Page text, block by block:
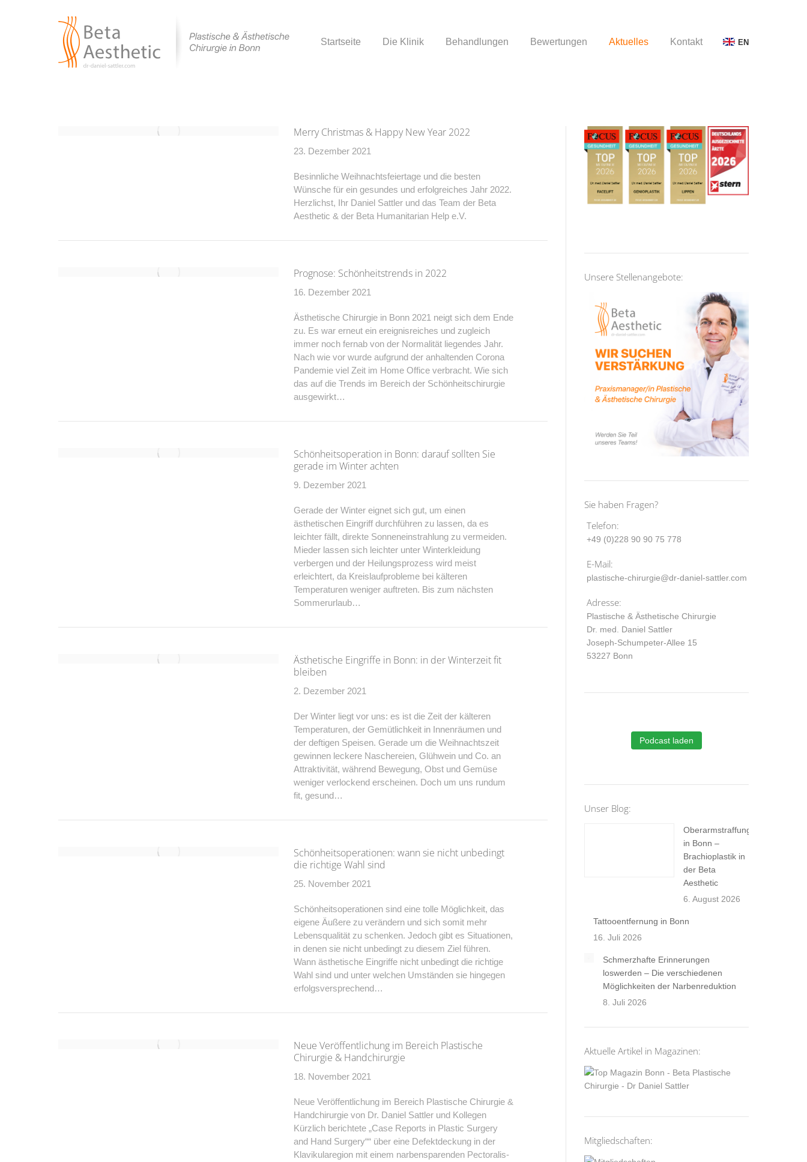
Startseite Die Klinik Behandlungen Bewertungen Aktuelles Kontakt EN
Merry Christmas & Happy New Year 2022
23. Dezember 2021
Besinnliche Weihnachtsfeiertage und die besten
Wünsche für ein gesundes und erfolgreiches Jahr 2022.
Herzlichst, Ihr Daniel Sattler und das Team der Beta
Aesthetic & der Beta Humanitarian Help e.V.
Prognose: Schönheitstrends in 2022
16. Dezember 2021
Ästhetische Chirurgie in Bonn 2021 neigt sich dem Ende
zu. Es war erneut ein ereignisreiches und zugleich
immer noch fernab von der Normalität liegendes Jahr.
Nach wie vor wurde aufgrund der anhaltenden Corona
Pandemie viel Zeit im Home Office verbracht. Wie sich
das auf die Trends im Bereich der Schönheitschirurgie
ausgewirkt…
Schönheitsoperation in Bonn: darauf sollten Sie
gerade im Winter achten
9. Dezember 2021
Gerade der Winter eignet sich gut, um einen
ästhetischen Eingriff durchführen zu lassen, da es
leichter fällt, direkte Sonneneinstrahlung zu vermeiden.
Mieder lassen sich leichter unter Winterkleidung
verbergen und der Heilungsprozess wird meist
erleichtert, da Kreislaufprobleme bei kälteren
Temperaturen weniger auftreten. Bis zum nächsten
Sommerurlaub…
Ästhetische Eingriffe in Bonn: in der Winterzeit fit
bleiben
2. Dezember 2021
Der Winter liegt vor uns: es ist die Zeit der kälteren
Temperaturen, der Gemütlichkeit in Innenräumen und
der deftigen Speisen. Gerade um die Weihnachtszeit
gewinnen leckere Naschereien, Glühwein und Co. an
Attraktivität, während Bewegung, Obst und Gemüse
weniger verlockend erscheinen. Doch um uns rundum
fit, gesund…
Schönheitsoperationen: wann sie nicht unbedingt
die richtige Wahl sind
25. November 2021
Schönheitsoperationen sind eine tolle Möglichkeit, das
eigene Äußere zu verändern und sich somit mehr
Lebensqualität zu schenken. Jedoch gibt es Situationen,
in denen sie nicht unbedingt zu diesem Ziel führen.
Wann ästhetische Eingriffe nicht unbedingt die richtige
Wahl sind und unter welchen Umständen sie hingegen
erfolgsversprechend…
Neue Veröffentlichung im Bereich Plastische
Chirurgie & Handchirurgie
18. November 2021
Neue Veröffentlichung im Bereich Plastische Chirurgie &
Handchirurgie von Dr. Daniel Sattler und Kollegen
Kürzlich berichtete „Case Reports in Plastic Surgery
and Hand Surgery““ über eine Defektdeckung in der
Klavikularegion mit einem narbensparenden Pectoralis-
Unsere Stellenangebote:
Sie haben Fragen?
Telefon:
+49 (0)228 90 90 75 778
E-Mail:
plastische-chirurgie@dr-daniel-sattler.com
Adresse:
Plastische & Ästhetische Chirurgie
Dr. med. Daniel Sattler
Joseph-Schumpeter-Allee 15
53227 Bonn
Podcast laden
Unser Blog:
Oberarmstraffung
in Bonn –
Brachioplastik in
der Beta
Aesthetic
6. August 2026
Tattooentfernung in Bonn
16. Juli 2026
Schmerzhafte Erinnerungen
loswerden – Die verschiedenen
Möglichkeiten der Narbenreduktion
8. Juli 2026
Aktuelle Artikel in Magazinen:
Mitgliedschaften: